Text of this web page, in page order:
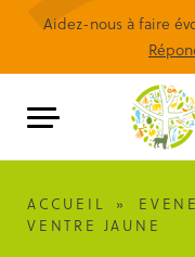
Aidez-nous à faire
ACCUEIL »
VENTRE JAUNE